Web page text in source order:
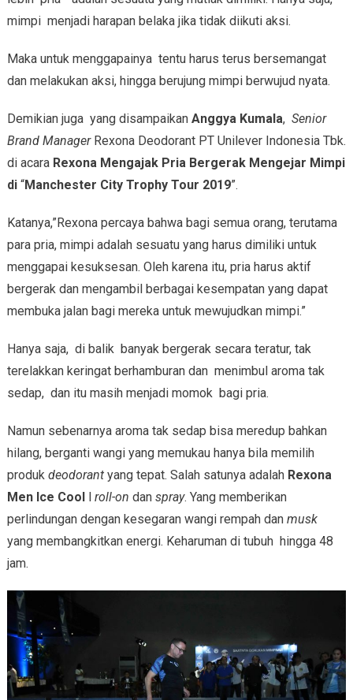
mimpi menjadi harapan belaka jika tidak diikuti aksi.
Maka untuk menggapainya tentu harus terus bersemangat
dan melakukan aksi, hingga berujung mimpi berwujud nyata.
Demikian juga yang disampaikan Anggya Kumala, Senior
Brand Manager Rexona Deodorant PT Unilever Indonesia Tbk.
di acara Rexona Mengajak Pria Bergerak Mengejar Mimpi
di“Manchester City Trophy Tour 2019”.
Katanya,”Rexona percaya bahwa bagi semua orang, terutama
para pria, mimpi adalah sesuatu yang harus dimiliki untuk
menggapai kesuksesan. Oleh karena itu, pria harus aktif
bergerak dan mengambil berbagai kesempatan yang dapat
membuka jalan bagi mereka untuk mewujudkan mimpi.”
Hanya saja, di balik banyak bergerak secara teratur, tak
terelakkan keringat berhamburan dan menimbul aroma tak
sedap, dan itu masih menjadi momok bagi pria.
Namun sebenarnya aroma tak sedap bisa meredup bahkan
hilang, berganti wangi yang memukau hanya bila memilih
produkdeodorant yang tepat. Salah satunya adalah Rexona
Men Ice Cool l roll-on dan spray. Yang memberikan
perlindungan dengan kesegaran wangi rempah dan musk
yang membangkitkan energi. Keharuman di tubuh hingga 48
jam.